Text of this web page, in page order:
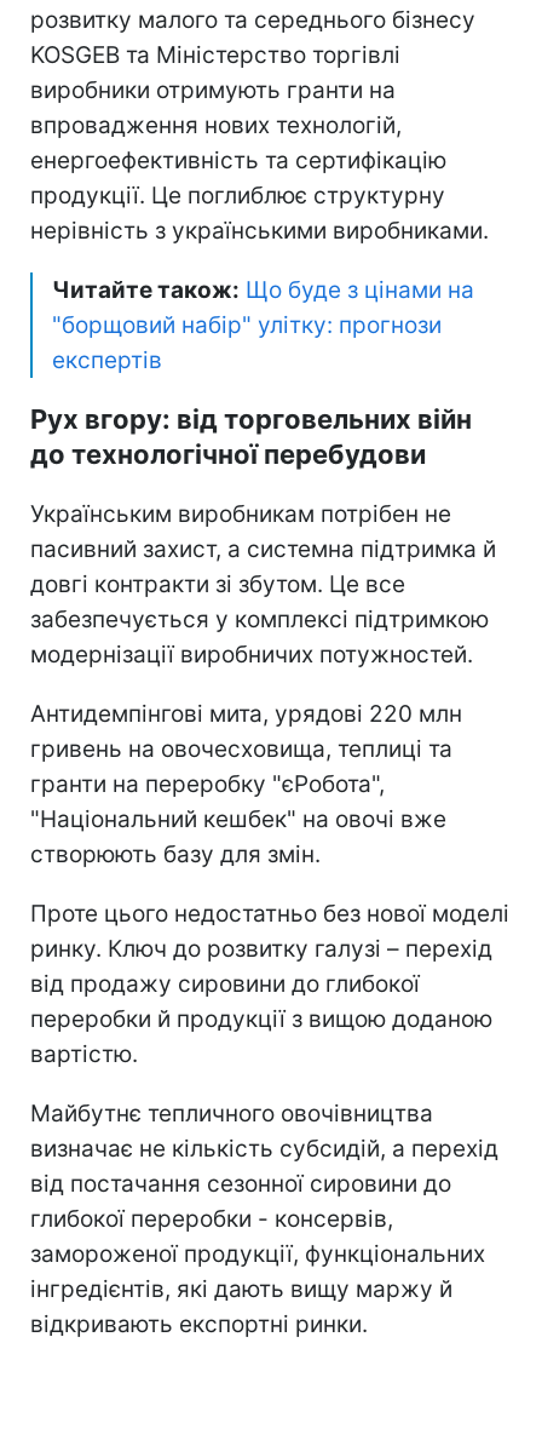
розвитку малого та середнього бізнесу
KOSGEB та Міністерство торгівлі
виробники отримують гранти на
впровадження нових технологій,
енергоефективність та сертифікацію
продукції. Це поглиблює структурну
нерівність з українськими виробниками.
Читайте також: Що буде з цінами на
"борщовий набір" улітку: прогнози
експертів
Рух вгору: від торговельних війн
до технологічної перебудови
Українським виробникам потрібен не
пасивний захист, а системна підтримка й
довгі контракти зі збутом. Це все
забезпечується у комплексі підтримкою
модернізації виробничих потужностей.
Антидемпінгові мита, урядові 220 млн
гривень на овочесховища, теплиці та
гранти на переробку "єРобота",
"Національний кешбек" на овочі вже
створюють базу для змін.
Проте цього недостатньо без нової моделі
ринку. Ключ до розвитку галузі – перехід
від продажу сировини до глибокої
переробки й продукції з вищою доданою
вартістю.
Майбутнє тепличного овочівництва
визначає не кількість субсидій, а перехід
від постачання сезонної сировини до
глибокої переробки - консервів,
замороженої продукції, функціональних
інгредієнтів, які дають вищу маржу й
відкривають експортні ринки.